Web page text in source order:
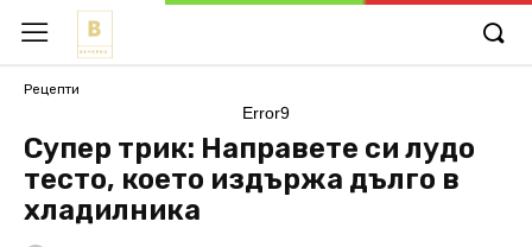
Рецепти
Error9
Супер трик: Направете си лудо
тесто, което издържа дълго в
хладилника